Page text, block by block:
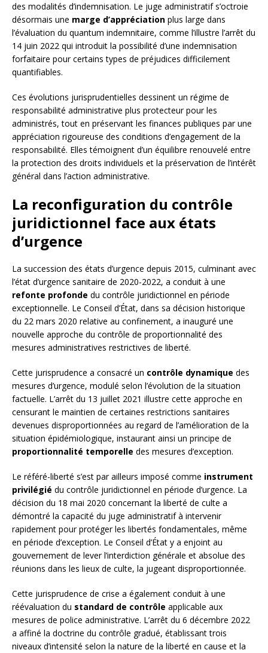
des modalités d’indemnisation. Le juge administratif s’octroie
désormais une marge d’appréciation plus large dans
l’évaluation du quantum indemnitaire, comme l’illustre l’arrêt du
14 juin 2022 qui introduit la possibilité d’une indemnisation
forfaitaire pour certains types de préjudices difficilement
quantifiables.
Ces évolutions jurisprudentielles dessinent un régime de
responsabilité administrative plus protecteur pour les
administrés, tout en préservant les finances publiques par une
appréciation rigoureuse des conditions d’engagement de la
responsabilité. Elles témoignent d’un équilibre renouvelé entre
la protection des droits individuels et la préservation de l’intérêt
général dans l’action administrative.
La reconfiguration du contrôle
juridictionnel face aux états
d’urgence
La succession des états d’urgence depuis 2015, culminant avec
l’état d’urgence sanitaire de 2020-2022, a conduit à une
refonte profonde du contrôle juridictionnel en période
exceptionnelle. Le Conseil d’État, dans sa décision historique
du 22 mars 2020 relative au confinement, a inauguré une
nouvelle approche du contrôle de proportionnalité des
mesures administratives restrictives de liberté.
Cette jurisprudence a consacré un contrôle dynamique des
mesures d’urgence, modulé selon l’évolution de la situation
factuelle. L’arrêt du 13 juillet 2021 illustre cette approche en
censurant le maintien de certaines restrictions sanitaires
devenues disproportionnées au regard de l’amélioration de la
situation épidémiologique, instaurant ainsi un principe de
proportionnalité temporelle des mesures d’exception.
Le référé-liberté s’est par ailleurs imposé comme instrument
privilégié du contrôle juridictionnel en période d’urgence. La
décision du 18 mai 2020 concernant la liberté de culte a
démontré la capacité du juge administratif à intervenir
rapidement pour protéger les libertés fondamentales, même
en période d’exception. Le Conseil d’État y a enjoint au
gouvernement de lever l’interdiction générale et absolue des
réunions dans les lieux de culte, la jugeant disproportionnée.
Cette jurisprudence de crise a également conduit à une
réévaluation du standard de contrôle applicable aux
mesures de police administrative. L’arrêt du 6 décembre 2022
a affiné la doctrine du contrôle gradué, établissant trois
niveaux d’intensité selon la nature de la liberté en cause et la